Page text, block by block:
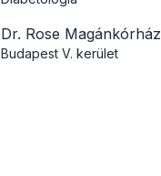
Dr. Rose Magánkórház
Budapest V. kerület